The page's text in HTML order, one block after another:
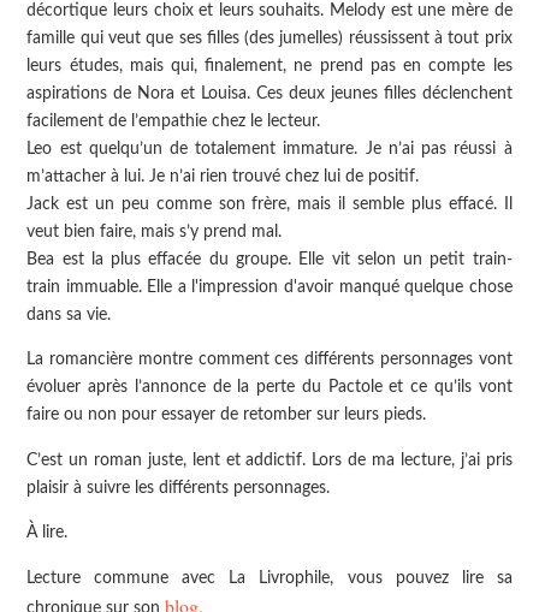
décortique leurs choix et leurs souhaits. Melody est une mère de
famille qui veut que ses filles (des jumelles) réussissent à tout prix
leurs études, mais qui, finalement, ne prend pas en compte les
aspirations de Nora et Louisa. Ces deux jeunes filles déclenchent
facilement de l’empathie chez le lecteur.
Leo est quelqu’un de totalement immature. Je n’ai pas réussi à
m’attacher à lui. Je n’ai rien trouvé chez lui de positif.
Jack est un peu comme son frère, mais il semble plus effacé. Il
veut bien faire, mais s’y prend mal.
Bea est la plus effacée du groupe. Elle vit selon un petit train-
train immuable. Elle a l'impression d'avoir manqué quelque chose
dans sa vie.
La romancière montre comment ces différents personnages vont
évoluer après l’annonce de la perte du Pactole et ce qu’ils vont
faire ou non pour essayer de retomber sur leurs pieds.
C’est un roman juste, lent et addictif. Lors de ma lecture, j’ai pris
plaisir à suivre les différents personnages.
À lire.
Lecture commune avec La Livrophile, vous pouvez lire sa
chronique sur sonblog.